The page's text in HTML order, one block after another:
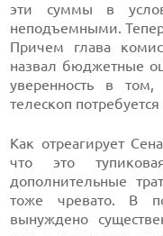
эти суммы в
неподъемными.
Причем глава
назвал бюджетные
уверенность в
телескоп
Как отреагирует
что это
дополнительные
тоже чревато. В
вынуждено